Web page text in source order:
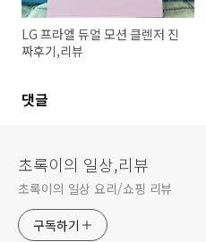
LG 프라엘 듀얼 모션 클렌저 진
짜후기,리뷰
댓글
초록이의 일상,리뷰
초록이의 일상 요리/쇼핑 리뷰
구독하기